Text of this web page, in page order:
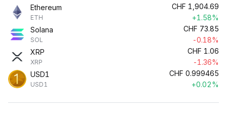
Ethereum
ETH
CHF 1,904.69
+1.58%
Solana
SOL
CHF 73.85
-0.18%
XRP
XRP
CHF 1.06
-1.36%
USD1
USD1
CHF 0.999465
+0.02%